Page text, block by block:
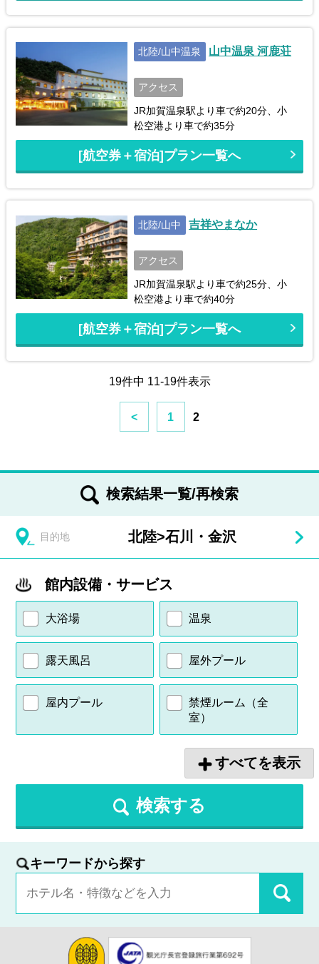
北陸/山中温泉 山中温泉 河鹿荘
アクセス
JR加賀温泉駅より車で約20分、小
松空港より車で約35分
[航空券＋宿泊]プラン一覧へ
北陸/山中 吉祥やまなか
アクセス
JR加賀温泉駅より車で約25分、小
松空港より車で約40分
[航空券＋宿泊]プラン一覧へ
19件中 11-19件表示
< 1 2
検索結果一覧/再検索
目的地 北陸>石川・金沢
館内設備・サービス
大浴場 温泉
露天風呂 屋外プール
屋内プール
禁煙ルーム（全
室）
すべてを表示
検索する
キーワードから探す